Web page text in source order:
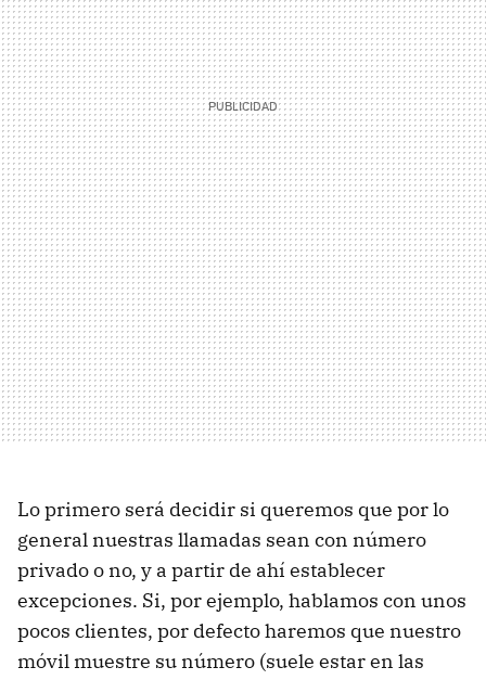
Lo primero será decidir si queremos que por lo
general nuestras llamadas sean con número
privado o no, y a partir de ahí establecer
excepciones. Si, por ejemplo, hablamos con unos
pocos clientes, por defecto haremos que nuestro
móvil muestre su número (suele estar en las